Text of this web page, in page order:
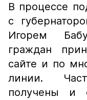
В процессе
с
Игорем
граждан
сайте и по
линии.
получены и